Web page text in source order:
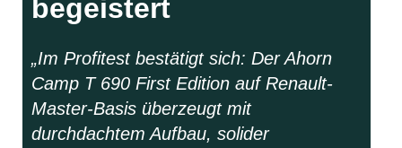
begeistert
„Im Profitest bestätigt sich: Der Ahorn
Camp T 690 First Edition auf Renault-
Master-Basis überzeugt mit
durchdachtem Aufbau, solider